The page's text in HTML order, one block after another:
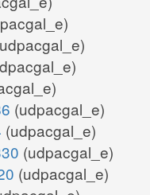
(udpacgal_e)
(udpacgal_e)
(udpacgal_e)
(udpacgal_e)